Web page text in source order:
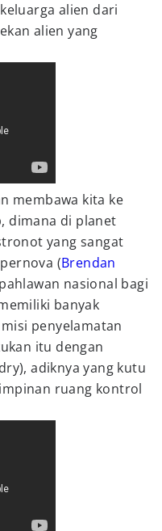
alien dari
alien yang
membawa kita ke
dimana di planet
yang sangat
(Brendan
nasional bagi
banyak
penyelamatan
itu dengan
adiknya yang kutu
ruang kontrol